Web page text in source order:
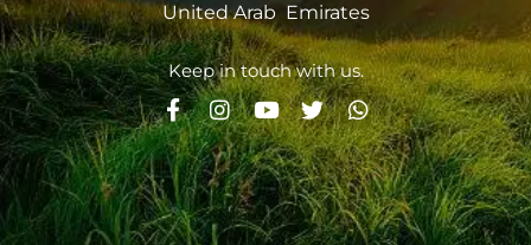
United Arab Emirates
Keep in touch with us.